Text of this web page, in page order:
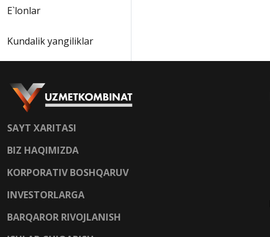
E`lonlar
Kundalik yangiliklar
SAYT XARITASI
BIZ HAQIMIZDA
KORPORATIV BOSHQARUV
INVESTORLARGA
BARQAROR RIVOJLANISH